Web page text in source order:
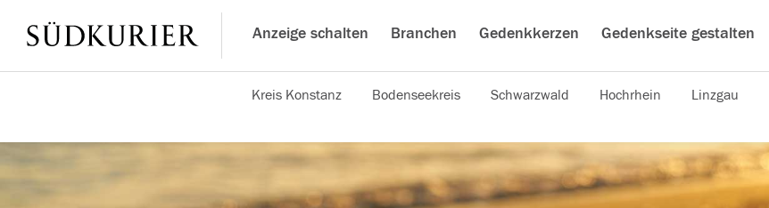
Anzeige schalten Branchen Gedenkkerzen Gedenkseite gestalten
Kreis Konstanz Bodenseekreis Schwarzwald Hochrhein Linzgau